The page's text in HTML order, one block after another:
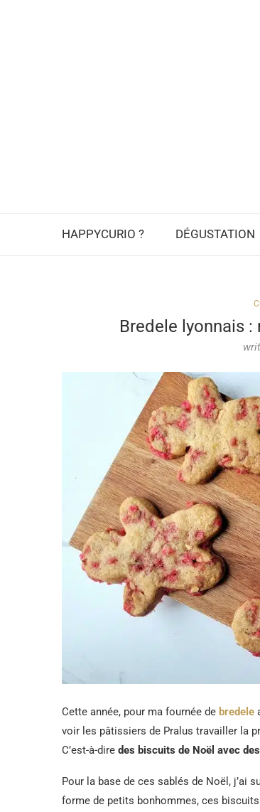
HAPPYCURIO ? DÉGUSTATION
Bredele lyonnais
Cette année, pour ma fournée de bredele
voir les pâtissiers de Pralus travailler la
C’est-à-dire des biscuits de Noël avec
Pour la base de ces sablés de Noël, j’ai
forme de petits bonhommes, ces